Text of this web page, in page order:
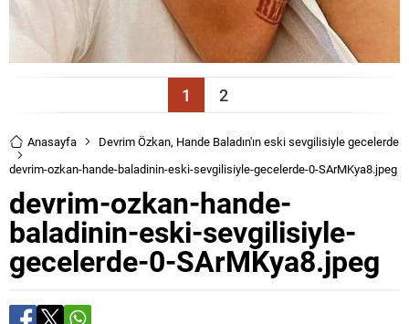
1 2
Anasayfa
Devrim Özkan, Hande Baladın'ın eski sevgilisiyle gecelerde
devrim-ozkan-hande-baladinin-eski-sevgilisiyle-gecelerde-0-SArMKya8.jpeg
devrim-ozkan-hande-
baladinin-eski-sevgilisiyle-
gecelerde-0-SArMKya8.jpeg